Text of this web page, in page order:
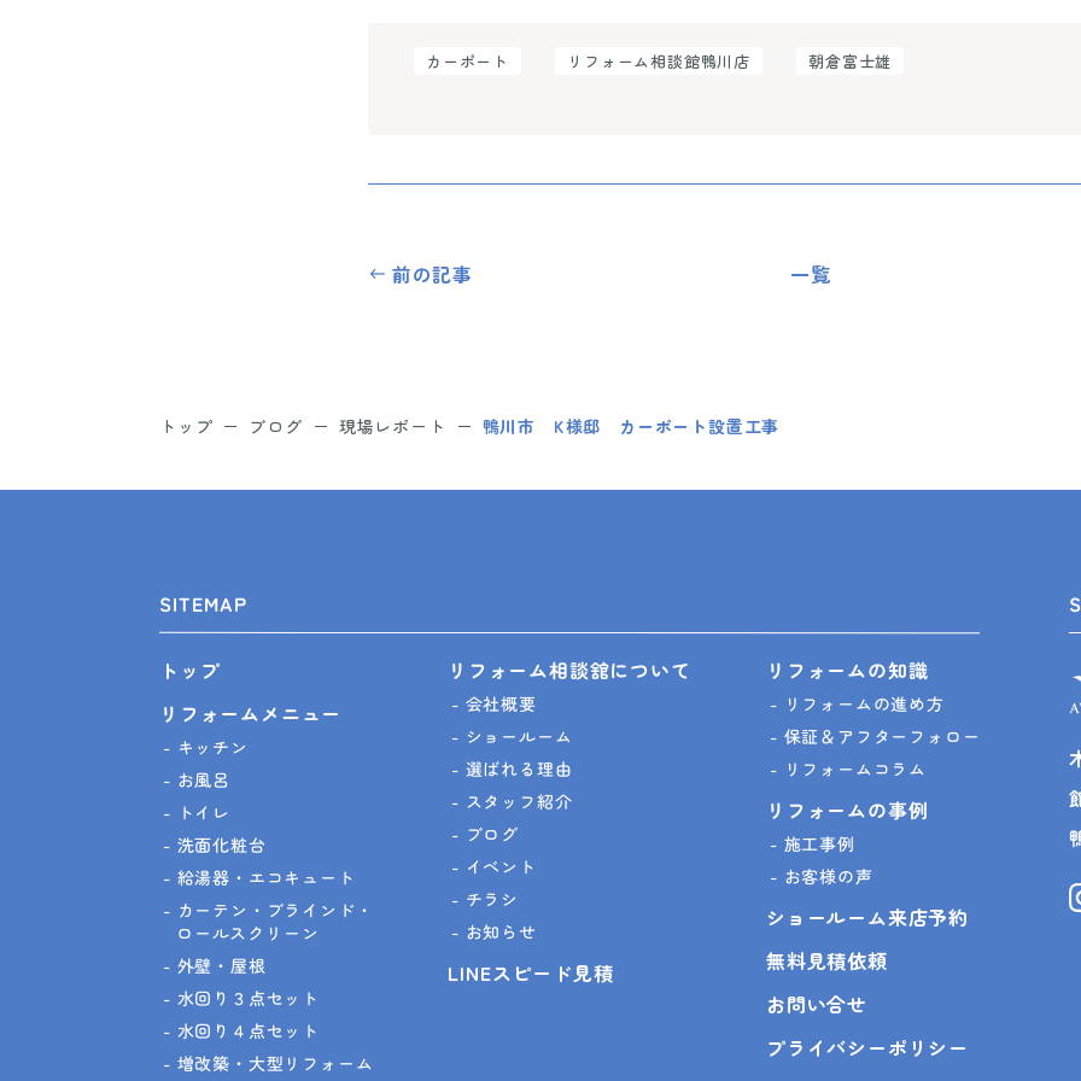
カーポート リフォーム相談館鴨川店 朝倉富士雄
前の記事 一覧
トップ ブログ 現場レポート 鴨川市 K様邸 カーポート設置工事
SITEMAP
トップ
リフォームメニュー
キッチン
お風呂
トイレ
洗面化粧台
給湯器・エコキュート
カーテン・ブラインド・
ロールスクリーン
外壁・屋根
水回り３点セット
水回り４点セット
増改築・大型リフォーム
リフォーム相談舘について
会社概要
ショールーム
選ばれる理由
スタッフ紹介
ブログ
イベント
チラシ
お知らせ
LINEスピード見積
リフォームの知識
リフォームの進め方
保証＆アフターフォロー
リフォームコラム
リフォームの事例
施工事例
お客様の声
ショールーム来店予約
無料見積依頼
お問い合せ
プライバシーポリシー